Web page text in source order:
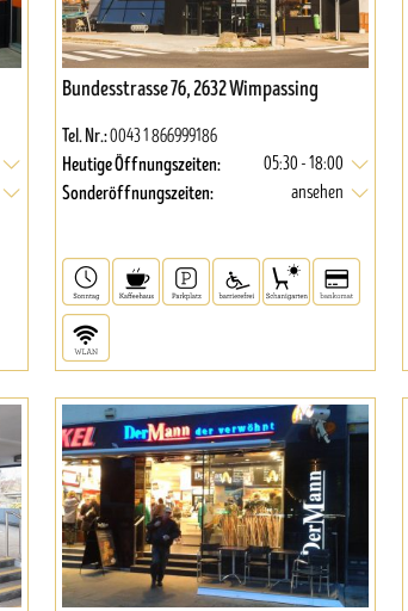
Bundesstrasse 76, 2632 Wimpassing
Tel. Nr.:0043 1 866999186
Heutige Öffnungszeiten: 05:30 - 18:00
Sonderöffnungszeiten: ansehen